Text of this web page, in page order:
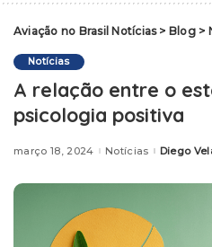
Aviação no Brasil Notícias> Blog>
Notícias
A relação entre o
psicologia positiva
março 18, 2024 NotíciasPosted
Diego